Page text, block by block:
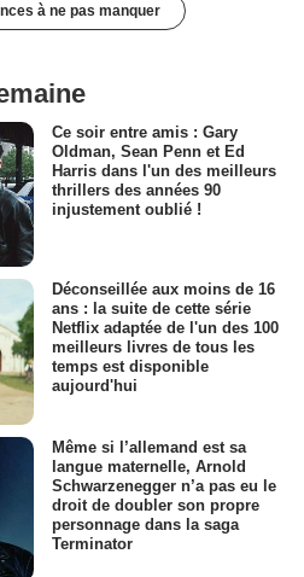
à ne pas manquer
Ce soir entre amis : Gary
Oldman, Sean Penn et Ed
Harris dans l'un des meilleurs
thrillers des années 90
injustement oublié !
Déconseillée aux moins de 16
ans : la suite de cette série
Netflix adaptée de l'un des 100
meilleurs livres de tous les
temps est disponible
aujourd'hui
Même si l’allemand est sa
langue maternelle, Arnold
Schwarzenegger n’a pas eu le
droit de doubler son propre
personnage dans la saga
Terminator